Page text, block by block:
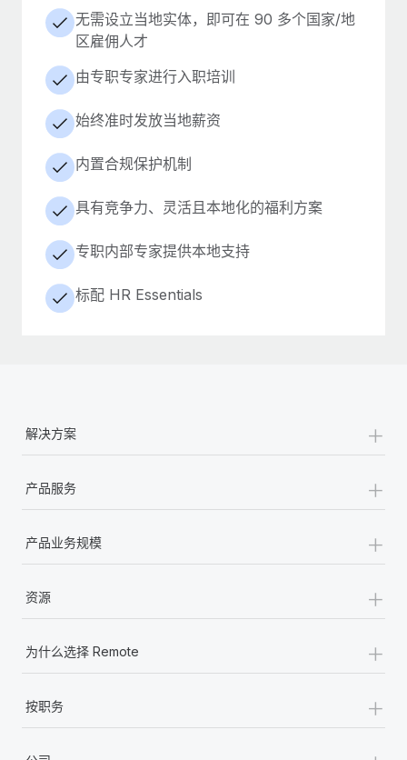
无需设立当地实体，即可在 90 多个国家/地
区雇佣人才
由专职专家进行入职培训
始终准时发放当地薪资
内置合规保护机制
具有竞争力、灵活且本地化的福利方案
专职内部专家提供本地支持
标配 HR Essentials
解决方案 +
产品服务 +
产品业务规模 +
资源 +
为什么选择 Remote +
按职务 +